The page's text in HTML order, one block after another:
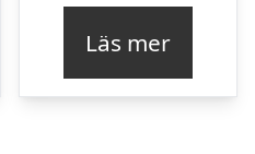
Läs mer